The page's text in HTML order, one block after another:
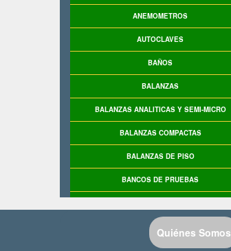
ANEMOMETROS
AUTOCLAVES
BAÑOS
BALANZAS
BALANZAS ANALITICAS Y SEMI-MICRO
BALANZAS COMPACTAS
BALANZAS DE PISO
BANCOS DE PRUEBAS
BASCULAS INDUSTRIALES
Quiénes Somos